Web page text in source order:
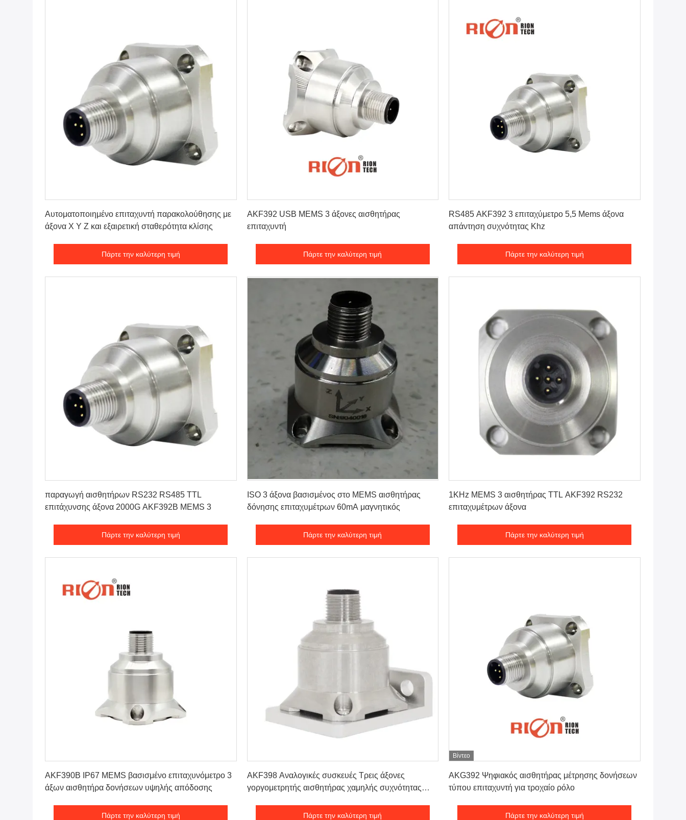
Αυτοματοποιημένο επιταχυντή παρακολούθησης με
άξονα X Y Z και εξαιρετική σταθερότητα κλίσης
Πάρτε την καλύτερη τιμή
AKF392 USB MEMS 3 άξονες αισθητήρας
επιταχυντή
Πάρτε την καλύτερη τιμή
RS485 AKF392 3 επιταχύμετρο 5,5 Mems άξονα
απάντηση συχνότητας Khz
Πάρτε την καλύτερη τιμή
παραγωγή αισθητήρων RS232 RS485 TTL
επιτάχυνσης άξονα 2000G AKF392B MEMS 3
Πάρτε την καλύτερη τιμή
ISO 3 άξονα βασισμένος στο MEMS αισθητήρας
δόνησης επιταχυμέτρων 60mA μαγνητικός
Πάρτε την καλύτερη τιμή
1KHz MEMS 3 αισθητήρας TTL AKF392 RS232
επιταχυμέτρων άξονα
Πάρτε την καλύτερη τιμή
AKF390B IP67 MEMS βασισμένο επιταχυνόμετρο 3
άξων αισθητήρα δονήσεων υψηλής απόδοσης
Πάρτε την καλύτερη τιμή
AKF398 Αναλογικές συσκευές Τρεις άξονες
γοργομετρητής αισθητήρας χαμηλής συχνότητας
Πάρτε την καλύτερη τιμή
Βίντεο
AKG392 Ψηφιακός αισθητήρας μέτρησης δονήσεων
τύπου επιταχυντή για τροχαίο ρόλο
Πάρτε την καλύτερη τιμή